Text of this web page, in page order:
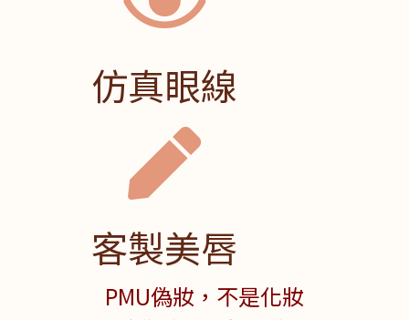
仿真眼線
客製美唇
PMU偽妝，不是化妝